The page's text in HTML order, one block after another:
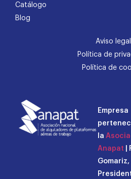
Catálogo
Blog
Aviso legal
Política de
Política de
Empresa
la
Anapat |
Gomariz,